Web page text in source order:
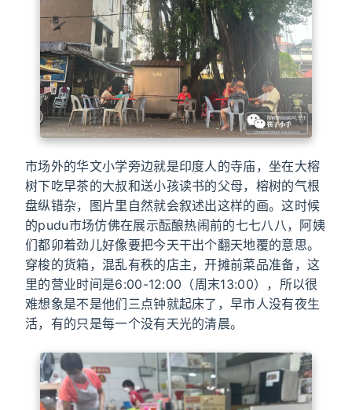
市场外的华文小学旁边就是印度人的寺庙，坐在大榕
树下吃早茶的大叔和送小孩读书的父母，榕树的气根
盘纵错杂，图片里自然就会叙述出这样的画。这时候
的pudu市场仿佛在展示酝酿热闹前的七七八八，阿姨
们都卯着劲儿好像要把今天干出个翻天地覆的意思。
穿梭的货箱，混乱有秩的店主，开摊前菜品准备，这
里的营业时间是6:00-12:00（周末13:00），所以很
难想象是不是他们三点钟就起床了，早市人没有夜生
活，有的只是每一个没有天光的清晨。